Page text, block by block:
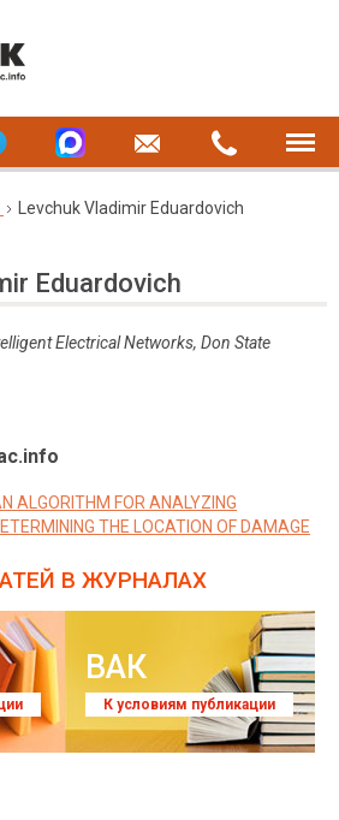
Levchuk Vladimir Eduardovich
Eduardovich
Electrical Networks, Don State
ALGORITHM FOR ANALYZING
THE LOCATION OF DAMAGE
В ЖУРНАЛАХ
ВАК
К условиям публикации